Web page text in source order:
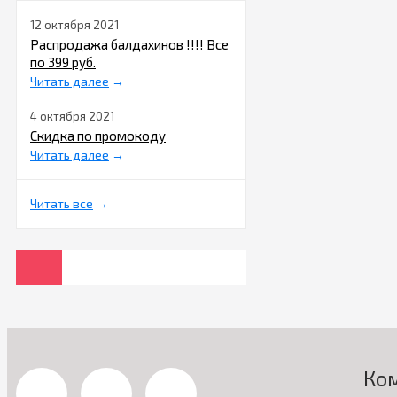
12 октября 2021
Распродажа балдахинов !!!! Все
по 399 руб.
Читать далее →
4 октября 2021
Скидка по промокоду
Читать далее →
Читать все →